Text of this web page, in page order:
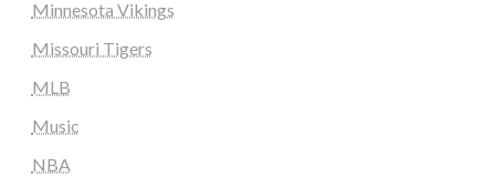
Minnesota Vikings
Missouri Tigers
MLB
Music
NBA